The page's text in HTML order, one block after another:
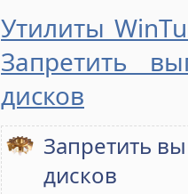
Утилиты
Запретить
дисков
Запретить
дисков